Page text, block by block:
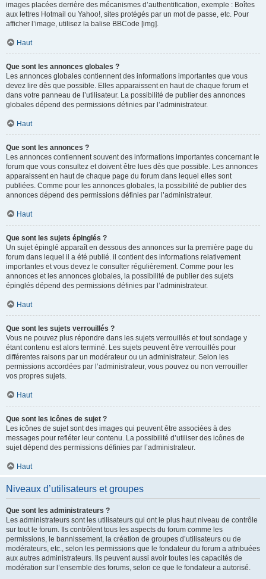
images placées derrière des mécanismes d’authentification, exemple : Boîtes
aux lettres Hotmail ou Yahoo!, sites protégés par un mot de passe, etc. Pour
afficher l’image, utilisez la balise BBCode [img].
Haut
Que sont les annonces globales ?
Les annonces globales contiennent des informations importantes que vous
devez lire dès que possible. Elles apparaissent en haut de chaque forum et
dans votre panneau de l’utilisateur. La possibilité de publier des annonces
globales dépend des permissions définies par l’administrateur.
Haut
Que sont les annonces ?
Les annonces contiennent souvent des informations importantes concernant le
forum que vous consultez et doivent être lues dès que possible. Les annonces
apparaissent en haut de chaque page du forum dans lequel elles sont
publiées. Comme pour les annonces globales, la possibilité de publier des
annonces dépend des permissions définies par l’administrateur.
Haut
Que sont les sujets épinglés ?
Un sujet épinglé apparaît en dessous des annonces sur la première page du
forum dans lequel il a été publié. il contient des informations relativement
importantes et vous devez le consulter régulièrement. Comme pour les
annonces et les annonces globales, la possibilité de publier des sujets
épinglés dépend des permissions définies par l’administrateur.
Haut
Que sont les sujets verrouillés ?
Vous ne pouvez plus répondre dans les sujets verrouillés et tout sondage y
étant contenu est alors terminé. Les sujets peuvent être verrouillés pour
différentes raisons par un modérateur ou un administrateur. Selon les
permissions accordées par l’administrateur, vous pouvez ou non verrouiller
vos propres sujets.
Haut
Que sont les icônes de sujet ?
Les icônes de sujet sont des images qui peuvent être associées à des
messages pour refléter leur contenu. La possibilité d’utiliser des icônes de
sujet dépend des permissions définies par l’administrateur.
Haut
Niveaux d’utilisateurs et groupes
Que sont les administrateurs ?
Les administrateurs sont les utilisateurs qui ont le plus haut niveau de contrôle
sur tout le forum. Ils contrôlent tous les aspects du forum comme les
permissions, le bannissement, la création de groupes d’utilisateurs ou de
modérateurs, etc., selon les permissions que le fondateur du forum a attribuées
aux autres administrateurs. Ils peuvent aussi avoir toutes les capacités de
modération sur l’ensemble des forums, selon ce que le fondateur a autorisé.